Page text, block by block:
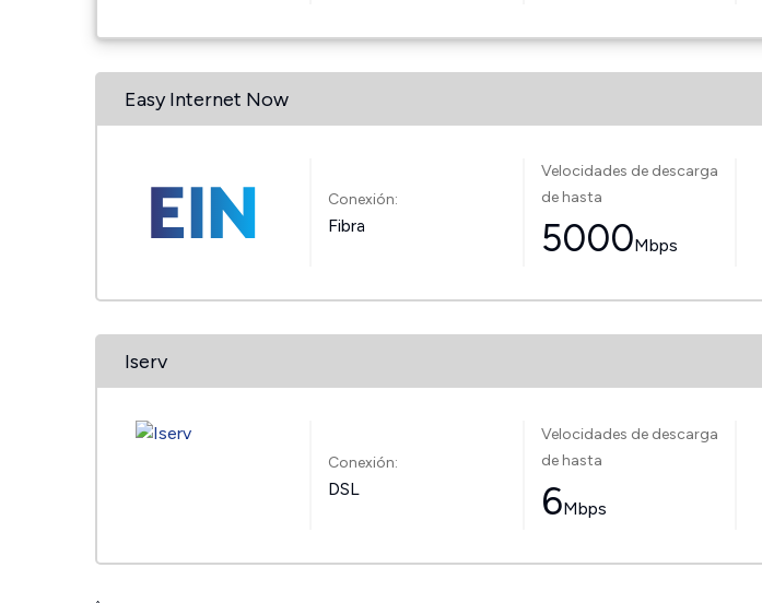
Easy Internet Now
Conexión:
Fibra
Velocidades de descarga
de hasta
5000Mbps
Iserv
Conexión:
DSL
Velocidades de descarga
de hasta
6Mbps